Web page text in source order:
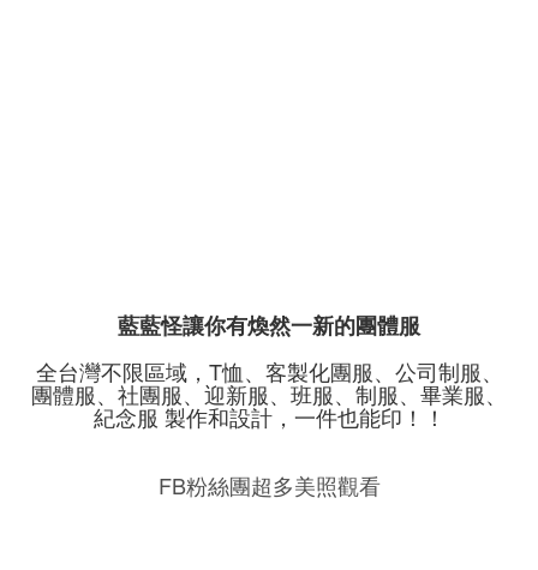
藍藍怪讓你有煥然一新的團體服
全台灣不限區域，T恤、客製化團服、公司制服、
團體服、社團服、迎新服、班服、制服、畢業服、
紀念服 製作和設計，一件也能印！！
FB粉絲團超多美照觀看